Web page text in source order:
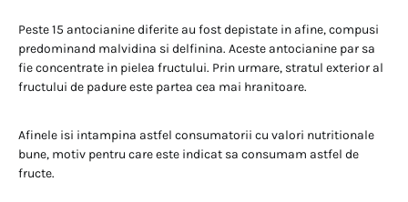
Peste 15 antocianine diferite au fost depistate in afine, compusi
predominand malvidina si delfinina. Aceste antocianine par sa
fie concentrate in pielea fructului. Prin urmare, stratul exterior al
fructului de padure este partea cea mai hranitoare.
Afinele isi intampina astfel consumatorii cu valori nutritionale
bune, motiv pentru care este indicat sa consumam astfel de
fructe.